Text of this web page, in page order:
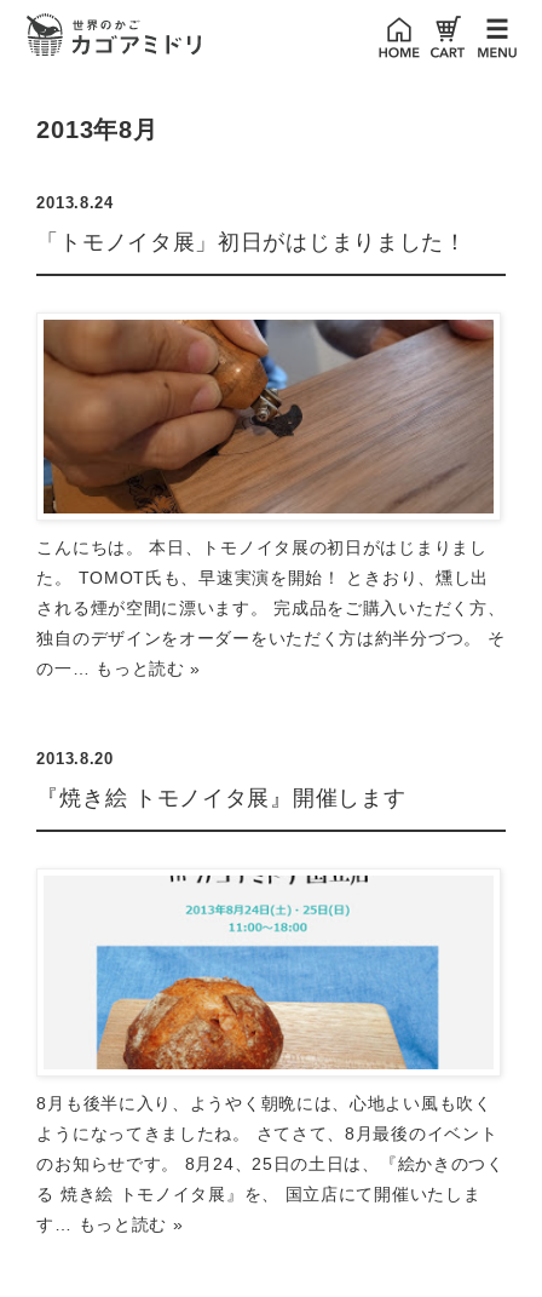
2013年8月
2013.8.24
「トモノイタ展」初日がはじまりました！
こんにちは。 本日、トモノイタ展の初日がはじまりまし
た。 TOMOT氏も、早速実演を開始！ ときおり、燻し出
される煙が空間に漂います。 完成品をご購入いただく方、
独自のデザインをオーダーをいただく方は約半分づつ。 そ
の一…
もっと読む »
2013.8.20
『焼き絵 トモノイタ展』開催します
8月も後半に入り、ようやく朝晩には、心地よい風も吹く
ようになってきましたね。 さてさて、8月最後のイベント
のお知らせです。 8月24、25日の土日は、『絵かきのつく
る 焼き絵 トモノイタ展』を、 国立店にて開催いたしま
す…
もっと読む »